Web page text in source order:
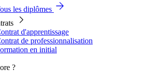
les diplômes
d'apprentissage
de professionnalisation
en initial
?